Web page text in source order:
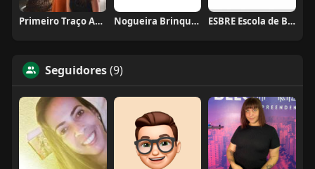
Primeiro Traço Arquitetura Nogueira Brinquedos ESBRE Escola de Bares e Restaurantes
Seguidores(9)